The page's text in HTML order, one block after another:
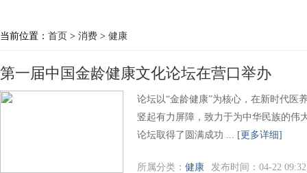
当前位置： 首页 > 消费 > 健康
第一届中国金龄健康文化论坛在营口举办
论坛以“金龄健康”为核心，在新时代医
竖起有力屏障，致力于为中华民族的伟
论坛取得了圆满成功 ... [更多详细]
所属分类： 健康 发布时间：04-22